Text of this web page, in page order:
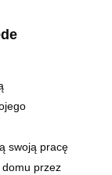
swoją pracę
przez